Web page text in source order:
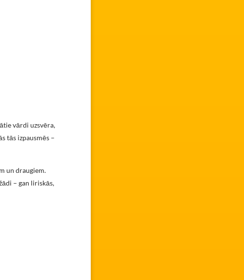
vārdi uzsvēra,
tās izpausmēs –
un draugiem.
– gan liriskās,